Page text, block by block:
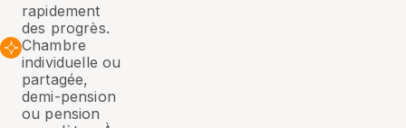
rapidement
des progrès.
Chambre
individuelle ou
partagée,
demi-pension
ou pension